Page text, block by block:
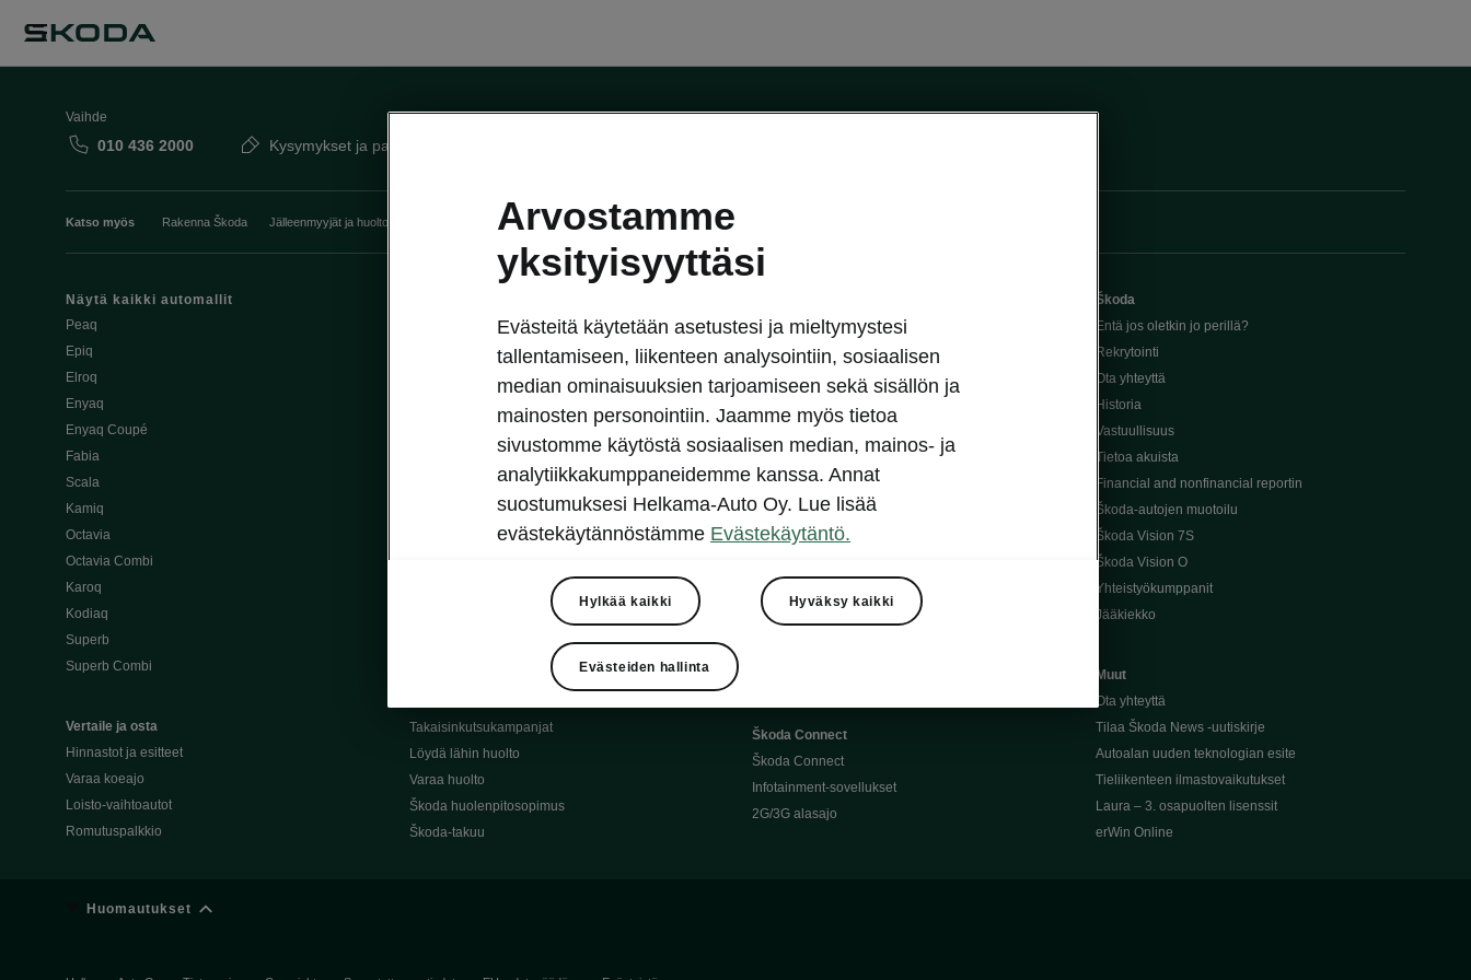
Vaihde
010 436 2000 Kysymykset ja palaute
Katso myös Rakenna Škoda Jälleenmyyjät ja huolto Heti vapaat Škoda-mallit Käyttöohjeet Škoda Shop
Näytä kaikki automallit
Peaq
Epiq
Elroq
Enyaq
Enyaq Coupé
Fabia
Scala
Kamiq
Octavia
Octavia Combi
Karoq
Kodiaq
Superb
Superb Combi
Vertaile ja osta
Hinnastot ja esitteet
Varaa koeajo
Loisto-vaihtoautot
Romutuspalkkio
Osta Škoda verkossa
Škoda Yksityisleasing
Škodan Vakuutus
Škoda 4×4 -mallit
Škoda-katumaasturimallit
Alkuperäiset Škoda-varaosat
Alkuperäiset Škoda-moottoriöljyt
Takaisinkutsukampanjat
Löydä lähin huolto
Varaa huolto
Škoda huolenpitosopimus
Škoda-takuu
Avustinjärjestelmät
Sähköautot ja hybridit
Sähköautot ja hybridit
Ladattavat hybridit
Vinkkejä sähköautoiluun
Ajoakku ja turvallisuus
Ohjelmiston päivitys
Kotilataus
Latauspisteet kartalla
Škoda Connect
Škoda Connect
Infotainment-sovellukset
2G/3G alasajo
Škoda
Entä jos oletkin jo perillä?
Rekrytointi
Ota yhteyttä
Historia
Vastuullisuus
Tietoa akuista
Financial and nonfinancial reportin
Škoda-autojen muotoilu
Škoda Vision 7S
Škoda Vision O
Yhteistyökumppanit
Jääkiekko
Muut
Ota yhteyttä
Tilaa Škoda News -uutiskirje
Autoalan uuden teknologian esite
Tieliikenteen ilmastovaikutukset
Laura – 3. osapuolten lisenssit
erWin Online
Huomautukset
Arvostamme
yksityisyyttäsi
Evästeitä käytetään asetustesi ja mieltymystesi
tallentamiseen, liikenteen analysointiin, sosiaalisen
median ominaisuuksien tarjoamiseen sekä sisällön ja
mainosten personointiin. Jaamme myös tietoa
sivustomme käytöstä sosiaalisen median, mainos- ja
analytiikkakumppaneidemme kanssa. Annat
suostumuksesi Helkama-Auto Oy. Lue lisää
evästekäytännöstämme Evästekäytäntö.
Hylkää kaikki Hyväksy kaikki
Evästeiden hallinta